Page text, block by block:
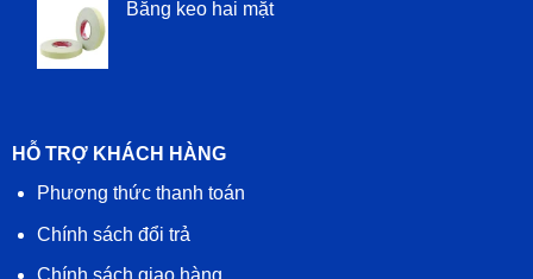
Băng keo hai mặt
HỖ TRỢ KHÁCH HÀNG
Phương thức thanh toán
Chính sách đổi trả